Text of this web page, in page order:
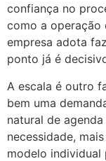
confiança no
como a operação
empresa adota
ponto já é
A escala é outro
bem uma
natural de
necessidade,
modelo individual